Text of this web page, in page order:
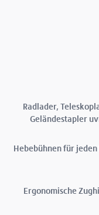
Radlader,
Geländestapler
Hebebühnen für
Ergonomische